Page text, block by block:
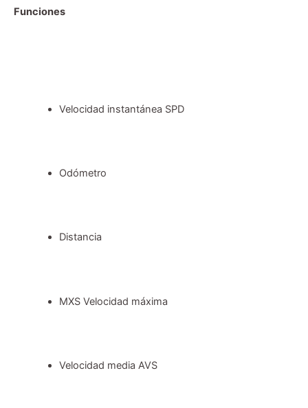
Funciones
Velocidad instantánea SPD
Odómetro
Distancia
MXS Velocidad máxima
Velocidad media AVS